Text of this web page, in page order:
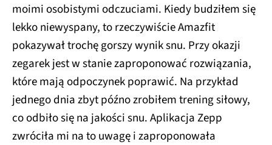
moimi osobistymi odczuciami. Kiedy budziłem się
lekko niewyspany, to rzeczywiście Amazfit
pokazywał trochę gorszy wynik snu. Przy okazji
zegarek jest w stanie zaproponować rozwiązania,
które mają odpoczynek poprawić. Na przykład
jednego dnia zbyt późno zrobiłem trening siłowy,
co odbiło się na jakości snu. Aplikacja Zepp
zwróciła mi na to uwagę i zaproponowała